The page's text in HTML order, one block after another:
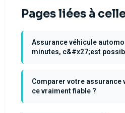
Pages liées à
Assurance véhicule
minutes, c&#x27;est
Comparer votre assurance
ce vraiment fiable ?